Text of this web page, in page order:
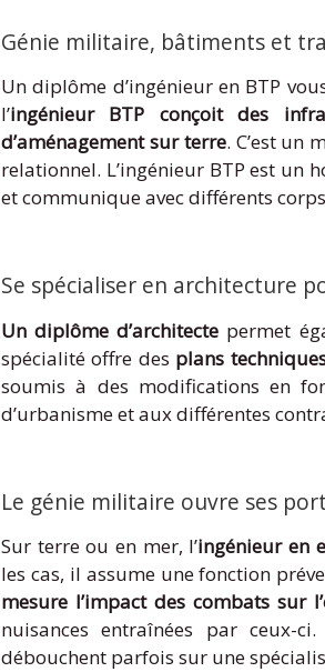
Génie militaire, bâtiments et
Un diplôme d’ingénieur en BTP
l’ingénieur BTP conçoit des
d’aménagement sur terre. C’est un
relationnel. L’ingénieur BTP est un
et communique avec différents
Se spécialiser en architecture
Un diplôme d’architecte permet
spécialité offre des plans
soumis à des modifications en
d’urbanisme et aux différentes
Le génie militaire ouvre ses
Sur terre ou en mer, l’ingénieur en
les cas, il assume une fonction
mesure l’impact des combats sur
nuisances entraînées par ceux-
débouchent parfois sur une